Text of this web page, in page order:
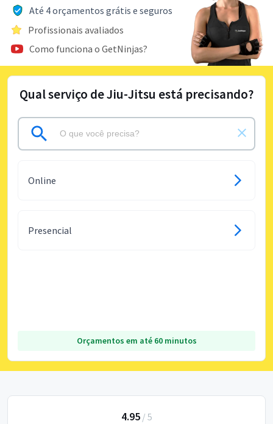
Até 4 orçamentos grátis e seguros
Profissionais avaliados
Como funciona o GetNinjas?
Qual serviço de Jiu-Jitsu está precisando?
Online
Presencial
Orçamentos em até 60 minutos
4.95/ 5